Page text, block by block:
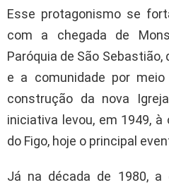
Esse protagonismo se
com a chegada de
Paróquia de São
e a comunidade por
construção da nova
iniciativa levou, em 1949,
do Figo, hoje o principal
Já na década de 1980, a